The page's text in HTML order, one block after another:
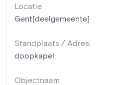
Locatie
Gent[deelgemeente]
Standplaats / Adres:
doopkapel
Objectnaam